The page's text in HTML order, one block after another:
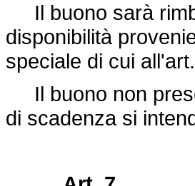
Il buono sarà
disponibilità
speciale di cui
Il buono non
di scadenza si